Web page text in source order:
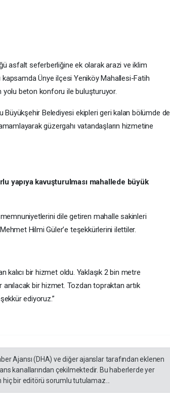
asfalt seferberliğine ek olarak arazi ve iklim
kapsamda Ünye ilçesi Yeniköy Mahallesi-Fatih
yolu beton konforu ile buluşturuyor.
Büyükşehir Belediyesi ekipleri geri kalan bölümde de
güzergahı vatandaşların hizmetine
yapıya kavuşturulması mahallede büyük
memnuniyetlerini dile getiren mahalle sakinleri
Hilmi Güler’e teşekkürlerini ilettiler.
kalıcı bir hizmet oldu. Yaklaşık 2 bin metre
bir hizmet. Tozdan topraktan artık
ediyoruz.”
Ajansı (DHA) ve diğer ajanslar tarafından eklenen
kanallarından çekilmektedir. Bu haberlerde yer
bir editörü sorumlu tutulamaz...